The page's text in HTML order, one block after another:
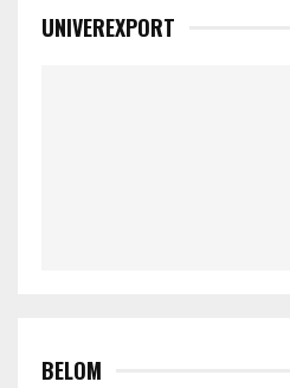
UNIVEREXPORT
BELOM